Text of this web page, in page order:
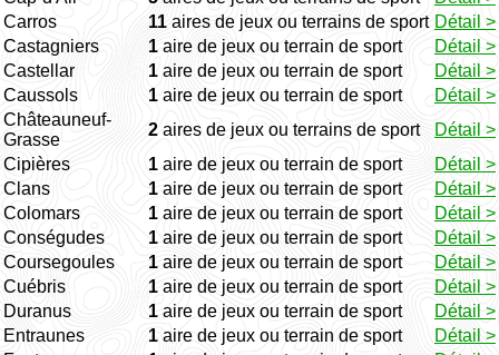
Carros
11 aires de jeux ou terrains de sport Détail >
Castagniers
1 aire de jeux ou terrain de sport
Détail >
Castellar
1 aire de jeux ou terrain de sport
Détail >
Caussols
1 aire de jeux ou terrain de sport
Détail >
Châteauneuf-
Grasse
2 aires de jeux ou terrains de sport
Détail >
Cipières
1 aire de jeux ou terrain de sport
Détail >
Clans
1 aire de jeux ou terrain de sport
Détail >
Colomars
1 aire de jeux ou terrain de sport
Détail >
Conségudes
1 aire de jeux ou terrain de sport
Détail >
Coursegoules
1 aire de jeux ou terrain de sport
Détail >
Cuébris
1 aire de jeux ou terrain de sport
Détail >
Duranus
1 aire de jeux ou terrain de sport
Détail >
Entraunes
1 aire de jeux ou terrain de sport
Détail >